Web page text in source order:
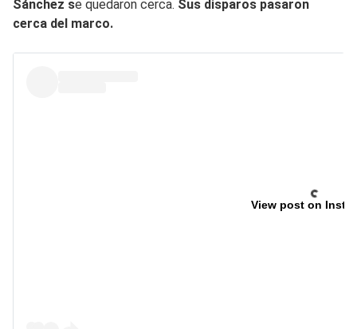
Sánchez se quedaron cerca. Sus disparos pasaron
cerca del marco.
View post on